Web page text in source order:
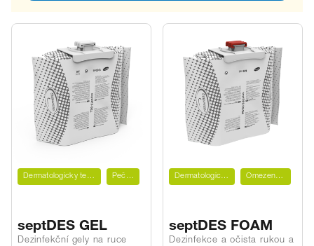
Dermatologicky testováno Pečující
septDES GEL
Dezinfekční gely na ruce
Dermatologicky testováno Omezeně virucidní
septDES FOAM
Dezinfekce a očista rukou a